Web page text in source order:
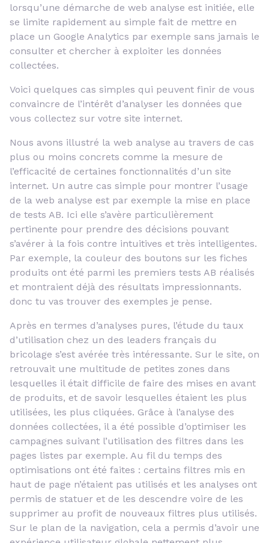
lorsqu’une démarche de web analyse est initiée, elle
se limite rapidement au simple fait de mettre en
place un Google Analytics par exemple sans jamais le
consulter et chercher à exploiter les données
collectées.
Voici quelques cas simples qui peuvent finir de vous
convaincre de l’intérêt d’analyser les données que
vous collectez sur votre site internet.
Nous avons illustré la web analyse au travers de cas
plus ou moins concrets comme la mesure de
l’efficacité de certaines fonctionnalités d’un site
internet. Un autre cas simple pour montrer l’usage
de la web analyse est par exemple la mise en place
de tests AB. Ici elle s’avère particulièrement
pertinente pour prendre des décisions pouvant
s’avérer à la fois contre intuitives et très intelligentes.
Par exemple, la couleur des boutons sur les fiches
produits ont été parmi les premiers tests AB réalisés
et montraient déjà des résultats impressionnants.
donc tu vas trouver des exemples je pense.
Après en termes d’analyses pures, l’étude du taux
d’utilisation chez un des leaders français du
bricolage s’est avérée très intéressante. Sur le site, on
retrouvait une multitude de petites zones dans
lesquelles il était difficile de faire des mises en avant
de produits, et de savoir lesquelles étaient les plus
utilisées, les plus cliquées. Grâce à l’analyse des
données collectées, il a été possible d’optimiser les
campagnes suivant l’utilisation des filtres dans les
pages listes par exemple. Au fil du temps des
optimisations ont été faites : certains filtres mis en
haut de page n’étaient pas utilisés et les analyses ont
permis de statuer et de les descendre voire de les
supprimer au profit de nouveaux filtres plus utilisés.
Sur le plan de la navigation, cela a permis d’avoir une